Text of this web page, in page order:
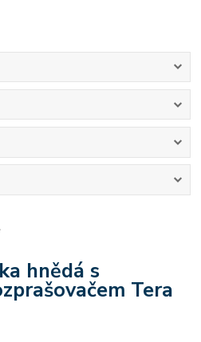
hnědá s
Tera